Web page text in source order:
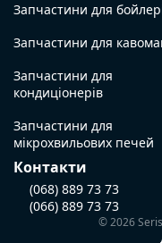
Запчастини для
Запчастини для
Запчастини для
кондиціонерів
Запчастини для
мікрохвильових печей
Контакти
(068) 889 73 73
(066) 889 73 73
© 2026